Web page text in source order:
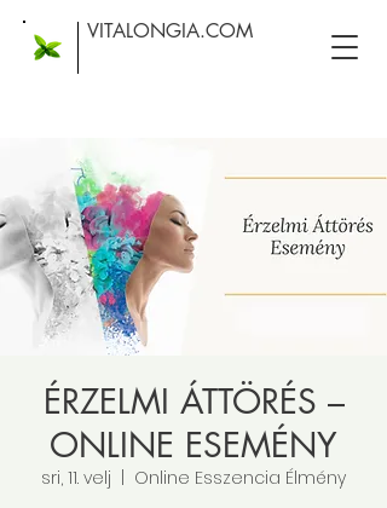
VITALONGIA.COM
ÉRZELMI ÁTTÖRÉS –
ONLINE ESEMÉNY
sri, 11. velj
Online Esszencia Élmény